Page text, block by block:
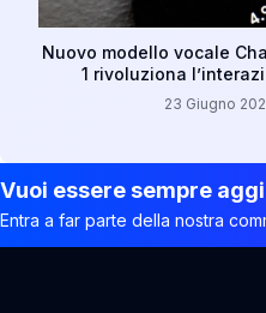
Nuovo modello vocale
1 rivoluziona
23 Giugno
Vuoi essere sempre
Entra a far parte della nostra